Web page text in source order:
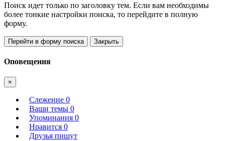
Поиск идет только по заголовку тем. Если вам необходимы
более тонкие настройки поиска, то перейдите в полную
форму.
Перейти в форму поиска Закрыть
Оповещения
×
Слежение 0
Ваши темы 0
Упоминания 0
Нравится 0
Друзья пишут